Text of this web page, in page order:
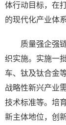
体行动目标，在
的现代化产业体
质量强企强
织实施。实施一
车、钛及钛合金
战略性新兴产业
技术标准等。培
新主体地位，创